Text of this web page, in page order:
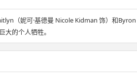
（妮可·基德曼 Nicole Kidman 饰）和
大的个人牺牲。